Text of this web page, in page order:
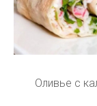
Оливье с